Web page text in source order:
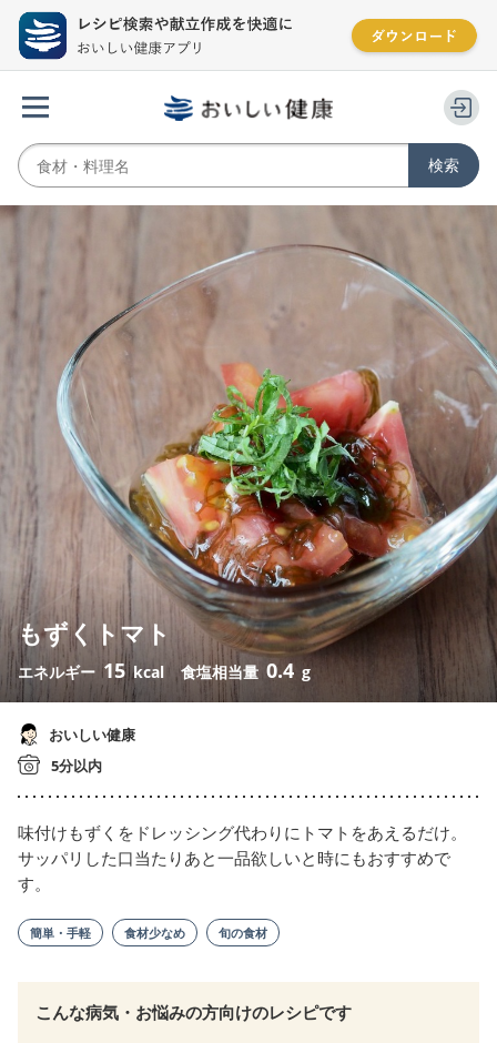
もずくトマト
エネルギー 15 kcal 食塩相当量 0.4 g
おいしい健康
5分以内
味付けもずくをドレッシング代わりにトマトをあえるだけ。
サッパリした口当たりあと一品欲しいと時にもおすすめで
す。
簡単・手軽 食材少なめ 旬の食材
こんな病気・お悩みの方向けのレシピです